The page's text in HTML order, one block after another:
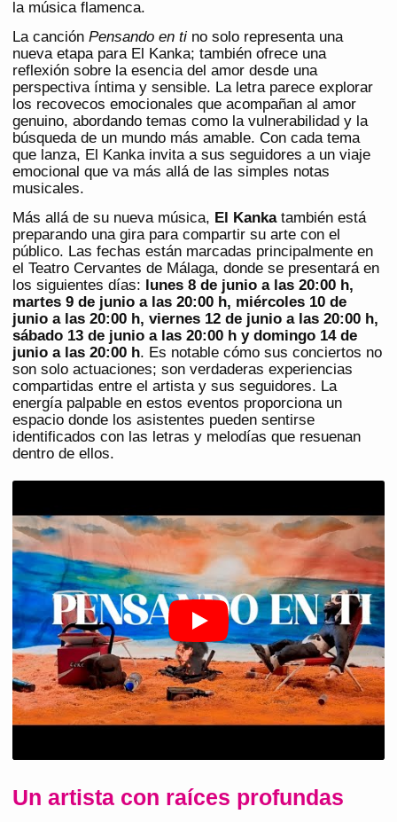
la música flamenca.
La canción Pensando en ti no solo representa una
nueva etapa para El Kanka; también ofrece una
reflexión sobre la esencia del amor desde una
perspectiva íntima y sensible. La letra parece explorar
los recovecos emocionales que acompañan al amor
genuino, abordando temas como la vulnerabilidad y la
búsqueda de un mundo más amable. Con cada tema
que lanza, El Kanka invita a sus seguidores a un viaje
emocional que va más allá de las simples notas
musicales.
Más allá de su nueva música, El Kankatambién está
preparando una gira para compartir su arte con el
público. Las fechas están marcadas principalmente en
el Teatro Cervantes de Málaga, donde se presentará en
los siguientes días:
lunes 8 de junio a las 20:00 h,
martes 9 de junio a las 20:00 h, miércoles 10 de
junio a las 20:00 h, viernes 12 de junio a las 20:00 h,
sábado 13 de junio a las 20:00 h y domingo 14 de
junio a las 20:00 h. Es notable cómo sus conciertos no
son solo actuaciones; son verdaderas experiencias
compartidas entre el artista y sus seguidores. La
energía palpable en estos eventos proporciona un
espacio donde los asistentes pueden sentirse
identificados con las letras y melodías que resuenan
dentro de ellos.
Un artista con raíces profundas